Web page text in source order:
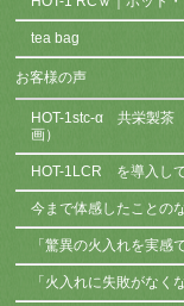
tea bag
お客様の声
HOT-1stc-α 共栄製茶
画）
HOT-1LCR を導入し
今まで体感したことの
「驚異の火入れを実感
「火入れに失敗がなく